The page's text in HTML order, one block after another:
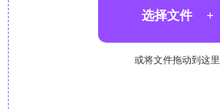
选择文件 +
或将文件拖动到这里